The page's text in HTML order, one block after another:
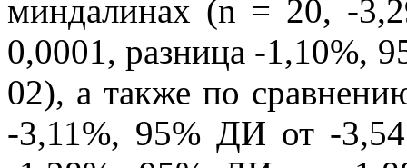
миндалинах (n = 20, -
0,0001, разница -1,10%,
02), а также по
-3,11%, 95% ДИ от -